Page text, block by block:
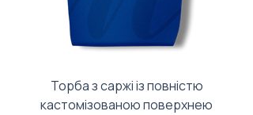
Торба з саржі із повністю
кастомізованою поверхнею